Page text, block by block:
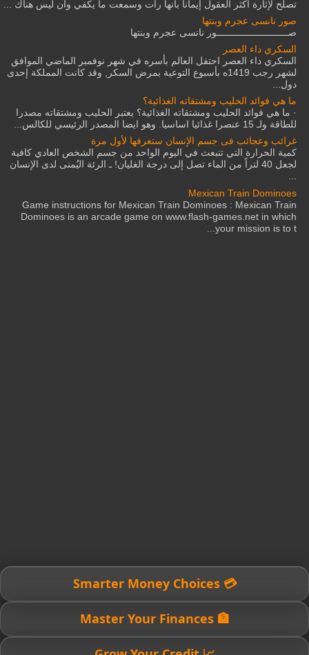
تصلح لإثارة أكثر العقول إيمانا بأنها رأت وسمعت ما يكفي وأن ليس هناك ...
صور نانسى عجرم وبنتها
صــــــــــــــــــــــــــور نانسى عجرم وبنتها
السكري داء العصر
السكري داء العصر احتفل العالم بأسره في شهر نوفمبر الماضي الموافق
لشهر رجب 1419ه بأسبوع التوعية بمرض السكر, وقد كانت المملكة إحدى
دول...
ما هي فوائد الحليب ومشتقاته الغذائية؟
· ما هي فوائد الحليب ومشتقاته الغذائية؟ يعتبر الحليب ومشتقاته مصدرا
للطاقة ولـ 15 عنصرا غذائيا اساسيا. وهو ايضا المصدر الرئيسي للكالس...
غرائب وعجائب فى جسم الإنسان ستعرفها لأول مرة
كمية الحرارة التي تنبعث في اليوم الواحد من جسم الشخص العادي كافية
لجعل 40 لتراً من الماء تصل إلى درجة الغليان! ـ الرئة اليُمنى لدى الإنسان
...
Mexican Train Dominoes
Game instructions for Mexican Train Dominoes : Mexican Train
Dominoes is an arcade game on www.flash-games.net in which
your mission is to t...
💳 Smarter Money Choices
🏦 Master Your Finances